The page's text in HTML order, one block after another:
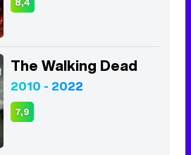
7,9
The Good Doctor
2017 - 2024
8,4